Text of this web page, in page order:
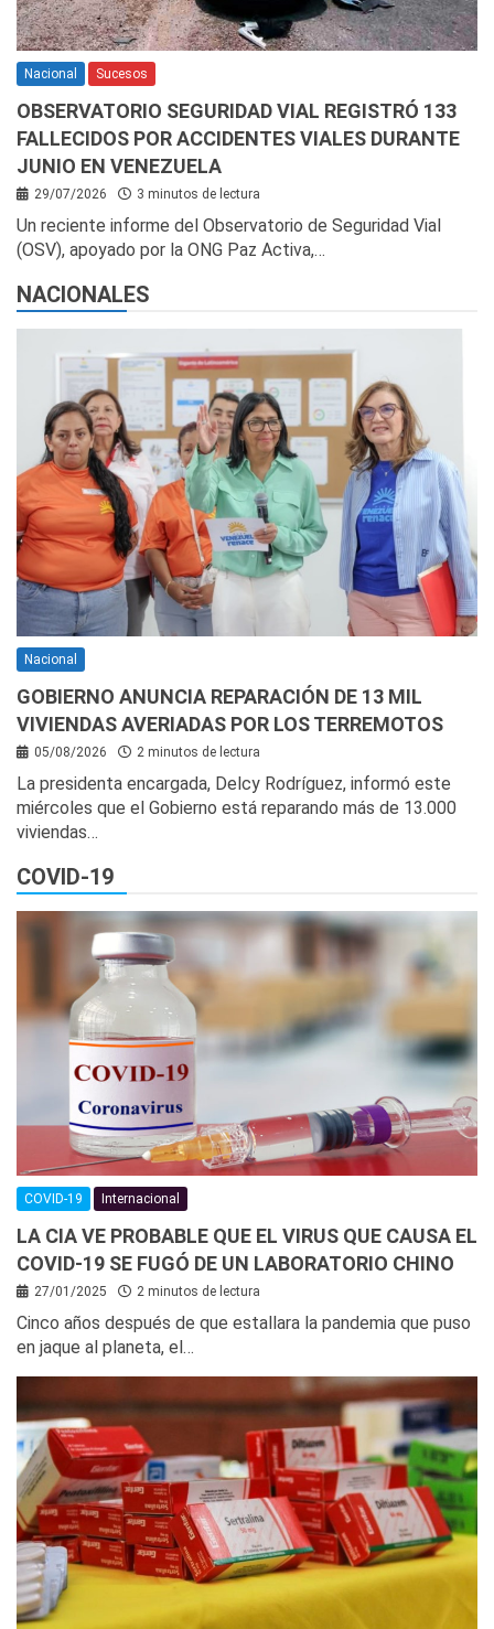
Nacional Sucesos
OBSERVATORIO SEGURIDAD VIAL REGISTRÓ 133
FALLECIDOS POR ACCIDENTES VIALES DURANTE
JUNIO EN VENEZUELA
29/07/2026 3 minutos de lectura
Un reciente informe del Observatorio de Seguridad Vial
(OSV), apoyado por la ONG Paz Activa,…
NACIONALES
Nacional
GOBIERNO ANUNCIA REPARACIÓN DE 13 MIL
VIVIENDAS AVERIADAS POR LOS TERREMOTOS
05/08/2026 2 minutos de lectura
La presidenta encargada, Delcy Rodríguez, informó este
miércoles que el Gobierno está reparando más de 13.000
viviendas…
COVID-19
COVID-19 Internacional
LA CIA VE PROBABLE QUE EL VIRUS QUE CAUSA EL
COVID-19 SE FUGÓ DE UN LABORATORIO CHINO
27/01/2025 2 minutos de lectura
Cinco años después de que estallara la pandemia que puso
en jaque al planeta, el…